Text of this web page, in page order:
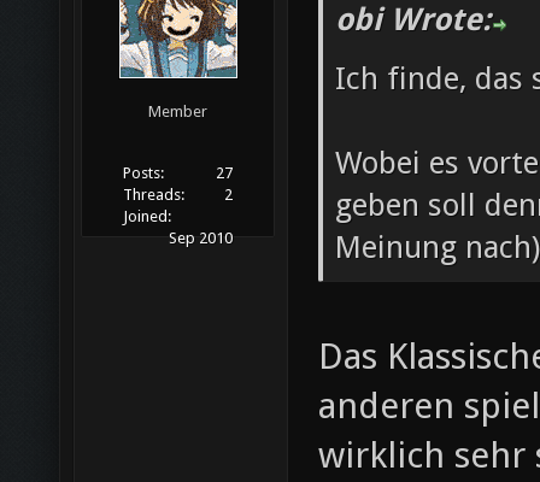
Member
Posts:
27
Threads:
2
Joined:
Sep 2010
obi Wrote:
Ich finde, das
Wobei es
geben soll
Meinung
Das
anderen
wirklich sehr